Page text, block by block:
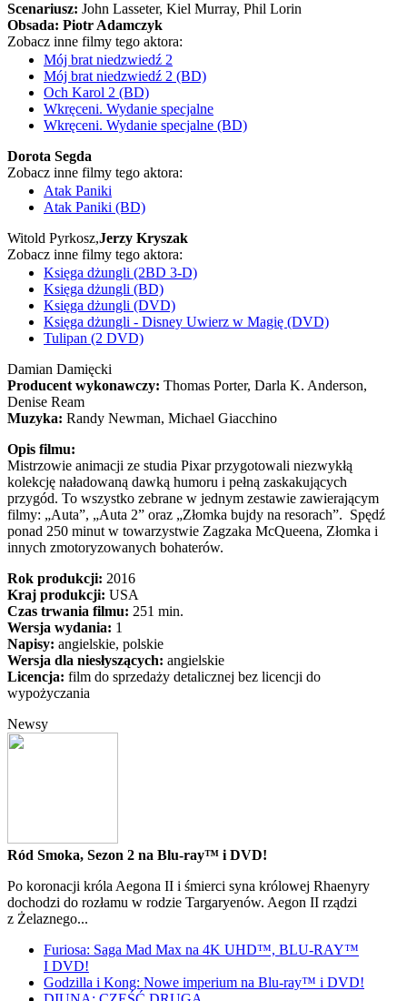
Scenariusz: John Lasseter, Kiel Murray, Phil Lorin
Obsada: Piotr Adamczyk
Zobacz inne filmy tego aktora:
Mój brat niedzwiedź 2
Mój brat niedzwiedź 2 (BD)
Och Karol 2 (BD)
Wkręceni. Wydanie specjalne
Wkręceni. Wydanie specjalne (BD)
Dorota Segda
Zobacz inne filmy tego aktora:
Atak Paniki
Atak Paniki (BD)
Witold Pyrkosz,Jerzy Kryszak
Zobacz inne filmy tego aktora:
Księga dżungli (2BD 3-D)
Księga dżungli (BD)
Księga dżungli (DVD)
Księga dżungli - Disney Uwierz w Magię (DVD)
Tulipan (2 DVD)
Damian Damięcki
Producent wykonawczy: Thomas Porter, Darla K. Anderson,
Denise Ream
Muzyka: Randy Newman, Michael Giacchino
Opis filmu:
Mistrzowie animacji ze studia Pixar przygotowali niezwykłą
kolekcję naładowaną dawką humoru i pełną zaskakujących
przygód. To wszystko zebrane w jednym zestawie zawierającym
filmy: „Auta”, „Auta 2” oraz „Złomka bujdy na resorach”. Spędź
ponad 250 minut w towarzystwie Zagzaka McQueena, Złomka i
innych zmotoryzowanych bohaterów.
Rok produkcji: 2016
Kraj produkcji: USA
Czas trwania filmu: 251 min.
Wersja wydania: 1
Napisy: angielskie, polskie
Wersja dla niesłyszących: angielskie
Licencja: film do sprzedaży detalicznej bez licencji do
wypożyczania
Newsy
Ród Smoka, Sezon 2 na Blu-ray™ i DVD!
Po koronacji króla Aegona II i śmierci syna królowej Rhaenyry
dochodzi do rozłamu w rodzie Targaryenów. Aegon II rządzi
z Żelaznego...
Furiosa: Saga Mad Max na 4K UHD™, BLU-RAY™
I DVD!
Godzilla i Kong: Nowe imperium na Blu-ray™ i DVD!